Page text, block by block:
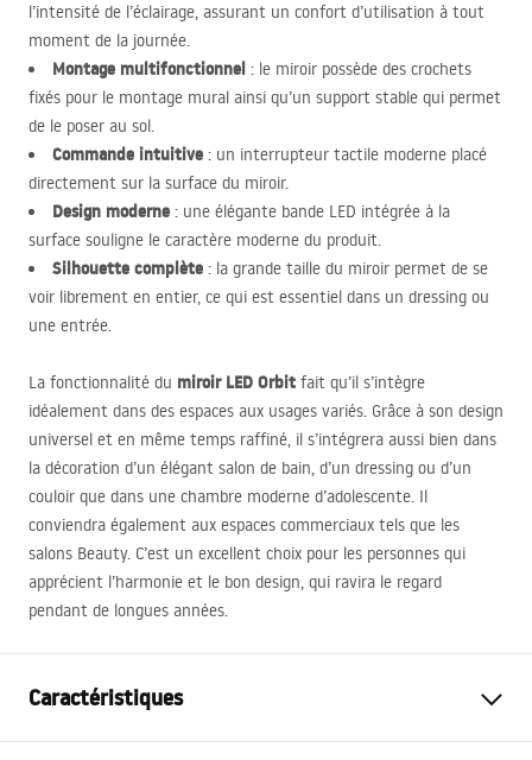
l’intensité de l’éclairage, assurant un confort d’utilisation à tout
moment de la journée.
Montage multifonctionnel : le miroir possède des crochets
fixés pour le montage mural ainsi qu’un support stable qui permet
de le poser au sol.
Commande intuitive : un interrupteur tactile moderne placé
directement sur la surface du miroir.
Design moderne : une élégante bande LED intégrée à la
surface souligne le caractère moderne du produit.
Silhouette complète : la grande taille du miroir permet de se
voir librement en entier, ce qui est essentiel dans un dressing ou
une entrée.
La fonctionnalité du miroir LED Orbit fait qu’il s’intègre
idéalement dans des espaces aux usages variés. Grâce à son design
universel et en même temps raffiné, il s’intégrera aussi bien dans
la décoration d’un élégant salon de bain, d’un dressing ou d’un
couloir que dans une chambre moderne d’adolescente. Il
conviendra également aux espaces commerciaux tels que les
salons Beauty. C’est un excellent choix pour les personnes qui
apprécient l’harmonie et le bon design, qui ravira le regard
pendant de longues années.
Caractéristiques